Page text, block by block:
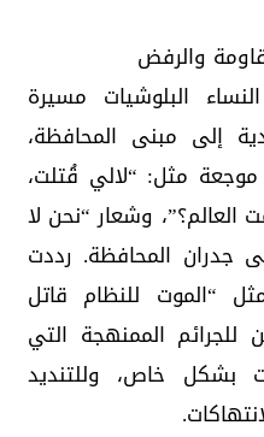
والرفض
البلوشيات مسيرة
إلى مبنى المحافظة،
مثل: “لالي قُتلت،
العالم؟”، وشعار “نحن لا
جدران المحافظة. رددت
“الموت للنظام قاتل
للجرائم الممنهجة التي
بشكل خاص، وللتنديد